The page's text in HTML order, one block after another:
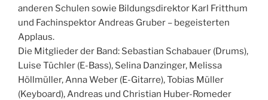
anderen Schulen sowie Bildungsdirektor Karl Fritthum
und Fachinspektor Andreas Gruber – begeisterten
Applaus.
Die Mitglieder der Band: Sebastian Schabauer (Drums),
Luise Tüchler (E-Bass), Selina Danzinger, Melissa
Höllmüller, Anna Weber (E-Gitarre), Tobias Müller
(Keyboard), Andreas und Christian Huber-Romeder